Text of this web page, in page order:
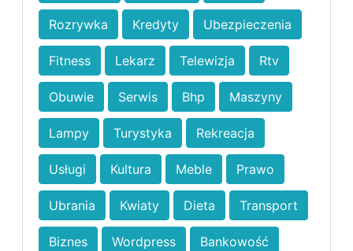
Rozrywka Kredyty Ubezpieczenia
Fitness Lekarz Telewizja Rtv
Obuwie Serwis Bhp Maszyny
Lampy Turystyka Rekreacja
Usługi Kultura Meble Prawo
Ubrania Kwiaty Dieta Transport
Biznes Wordpress Bankowość